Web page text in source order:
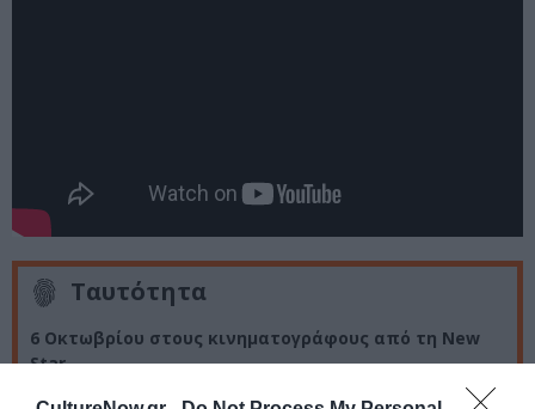
Ταυτότητα
6 Οκτωβρίου στους κινηματογράφους από τη New
Star